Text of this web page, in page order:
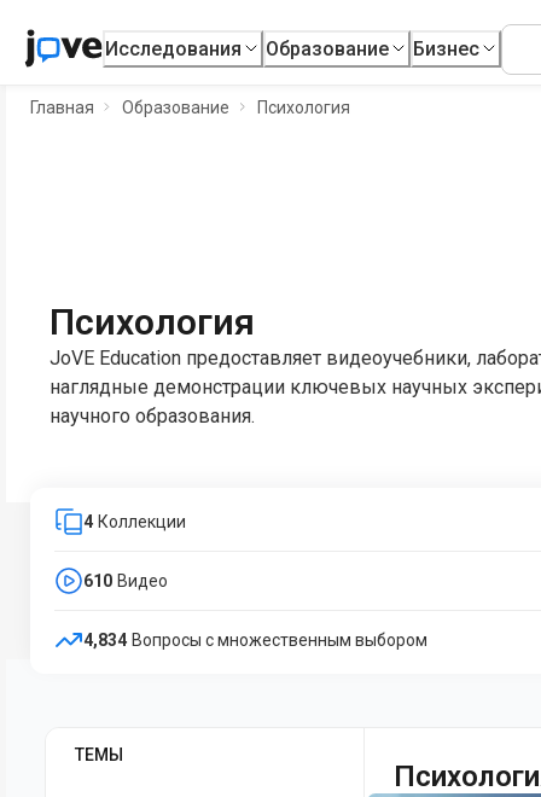
Исследования Образование Бизнес
Главная Образование Психология
Психология
JoVE Education предоставляет видеоучебники,
наглядные демонстрации ключевых научных
научного образования.
4 Коллекции
610 Видео
4,834 Вопросы с множественным выбором
ТЕМЫ